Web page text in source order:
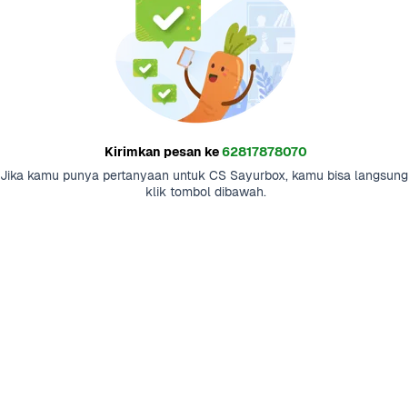
Kirimkan pesan ke62817878070
Jika kamu punya pertanyaan untuk CS Sayurbox, kamu bisa langsung
klik tombol dibawah.